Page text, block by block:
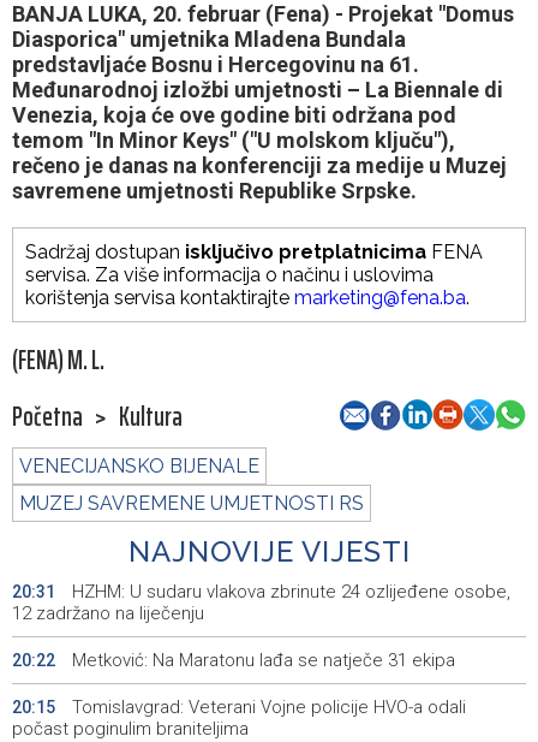
BANJA LUKA, 20. februar (Fena) - Projekat "Domus
Diasporica" umjetnika Mladena Bundala
predstavljaće Bosnu i Hercegovinu na 61.
Međunarodnoj izložbi umjetnosti – La Biennale di
Venezia, koja će ove godine biti održana pod
temom "In Minor Keys" ("U molskom ključu"),
rečeno je danas na konferenciji za medije u Muzej
savremene umjetnosti Republike Srpske.
Sadržaj dostupan isključivo pretplatnicima FENA
servisa. Za više informacija o načinu i uslovima
korištenja servisa kontaktirajte marketing@fena.ba.
(FENA) M. L.
Početna > Kultura
VENECIJANSKO BIJENALE
MUZEJ SAVREMENE UMJETNOSTI RS
NAJNOVIJE VIJESTI
20:31
HZHM: U sudaru vlakova zbrinute 24 ozlijeđene osobe,
12 zadržano na liječenju
20:22 Metković: Na Maratonu lađa se natječe 31 ekipa
20:15
Tomislavgrad: Veterani Vojne policije HVO-a odali
počast poginulim braniteljima